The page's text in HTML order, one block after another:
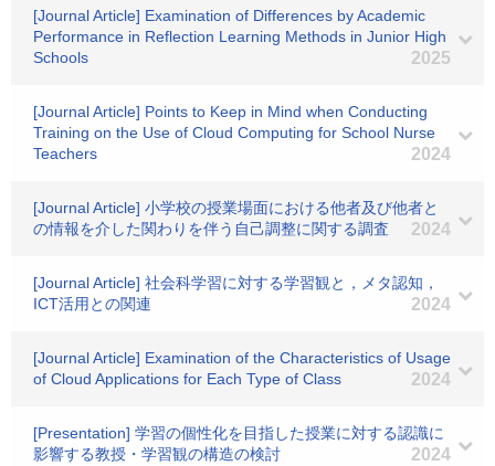
[Journal Article] Examination of Differences by Academic
Performance in Reflection Learning Methods in Junior High
Schools
2025
[Journal Article] Points to Keep in Mind when Conducting
Training on the Use of Cloud Computing for School Nurse
Teachers
2024
[Journal Article] 小学校の授業場面における他者及び他者と
の情報を介した関わりを伴う自己調整に関する調査
2024
[Journal Article] 社会科学習に対する学習観と，メタ認知，
ICT活用との関連
2024
[Journal Article] Examination of the Characteristics of Usage
of Cloud Applications for Each Type of Class
2024
[Presentation] 学習の個性化を目指した授業に対する認識に
影響する教授・学習観の構造の検討
2024